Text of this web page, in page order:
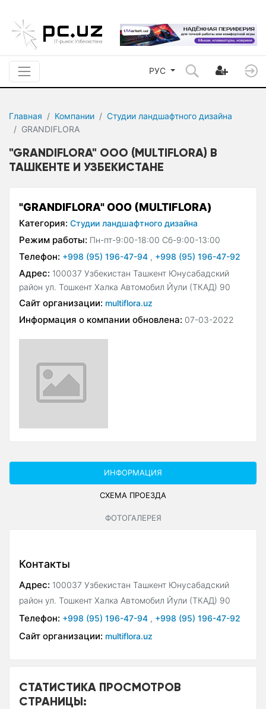
РУС
Главная Компании
Студии ландшафтного дизайна
GRANDIFLORA
"GRANDIFLORA" ООО (MULTIFLORA) В
ТАШКЕНТЕ И УЗБЕКИСТАНЕ
"GRANDIFLORA" ООО (MULTIFLORA)
Категория: Студии ландшафтного дизайна
Режим работы: Пн-пт-9:00-18:00 Сб-9:00-13:00
Телефон: +998 (95) 196-47-94 , +998 (95) 196-47-92
Адрес: 100037 Узбекистан Ташкент Юнусабадский
район ул. Тошкент Халка Автомобил Йули (ТКАД) 90
Сайт организации: multiflora.uz
Информация о компании обновлена: 07-03-2022
ИНФОРМАЦИЯ
СХЕМА ПРОЕЗДА
ФОТОГАЛЕРЕЯ
Контакты
Адрес: 100037 Узбекистан Ташкент Юнусабадский
район ул. Тошкент Халка Автомобил Йули (ТКАД) 90
Телефон: +998 (95) 196-47-94 , +998 (95) 196-47-92
Сайт организации: multiflora.uz
СТАТИСТИКА ПРОСМОТРОВ
СТРАНИЦЫ: